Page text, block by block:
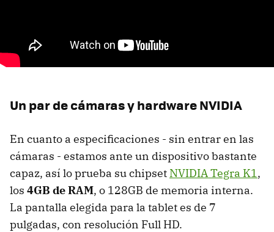
Un par de cámaras y hardware NVIDIA
En cuanto a especificaciones - sin entrar en las
cámaras - estamos ante un dispositivo bastante
capaz, así lo prueba su chipset NVIDIA Tegra K1,
los 4GB de RAM, o 128GB de memoria interna.
La pantalla elegida para la tablet es de 7
pulgadas, con resolución Full HD.